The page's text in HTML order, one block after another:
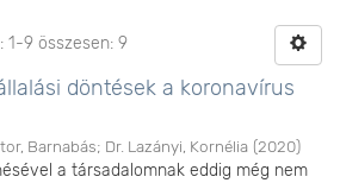
1-9 összesen: 9
döntések a koronavírus
Barnabás; Dr. Lazányi, Kornélia (2020)
a társadalomnak eddig még nem